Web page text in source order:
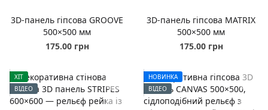
3D-панель гіпсова GROOVE
500×500 мм
175.00 грн
3D-панель гіпсова MATRIX
500×500 мм
175.00 грн
ХІТ
ВІДЕО
НОВИНКА
ВІДЕО